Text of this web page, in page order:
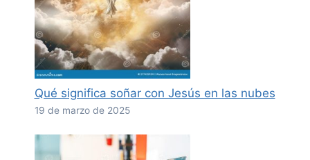
Qué significa soñar con Jesús en las nubes
19 de marzo de 2025